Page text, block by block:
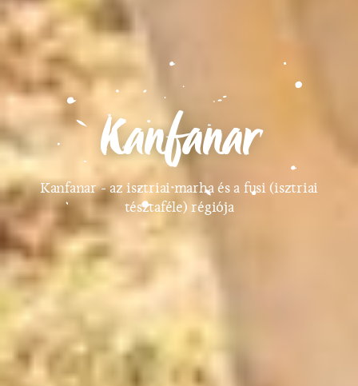
Kanfanar
Kanfanar - az isztriai marha és a fusi (isztriai
tésztaféle) régiója